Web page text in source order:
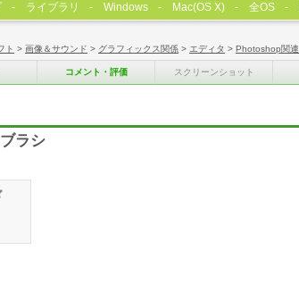
ト > 画像＆サウンド > グラフィックス関係 > エディタ > Photoshop関連
コメント・評価 スクリーンショット
ラシ
ライブラリ Windows Mac(OS X) 全OS